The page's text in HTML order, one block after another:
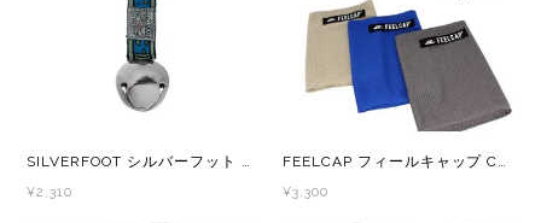
SILVERFOOT シルバーフット カラビナ付ハイカー 熊鈴 熊すず くますず クマ鈴 熊よけベル ベアベル
¥2,310
FEELCAP フィールキャップ COOL TOWEL FC-103
¥3,300